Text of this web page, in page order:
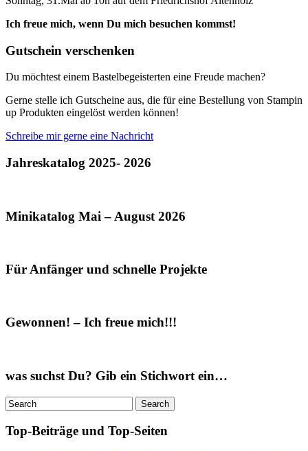
Ich freue mich, wenn Du mich besuchen kommst!
Gutschein verschenken
Du möchtest einem Bastelbegeisterten eine Freude machen?
Gerne stelle ich Gutscheine aus, die für eine Bestellung von Stampin
up Produkten eingelöst werden können!
Schreibe mir gerne eine Nachricht
Jahreskatalog 2025- 2026
Minikatalog Mai – August 2026
Für Anfänger und schnelle Projekte
Gewonnen! – Ich freue mich!!!
was suchst Du? Gib ein Stichwort ein…
Top-Beiträge und Top-Seiten